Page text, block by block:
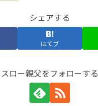
シェアする
はてブ
スロー親父をフォローする